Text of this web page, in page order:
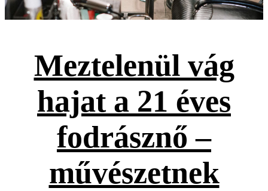
Meztelenül vág
hajat a 21 éves
fodrásznő –
művészetnek